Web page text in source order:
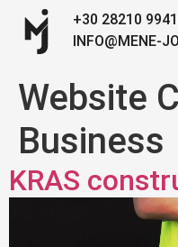
+30 28210
INFO@MENE-
Website
Business
KRAS